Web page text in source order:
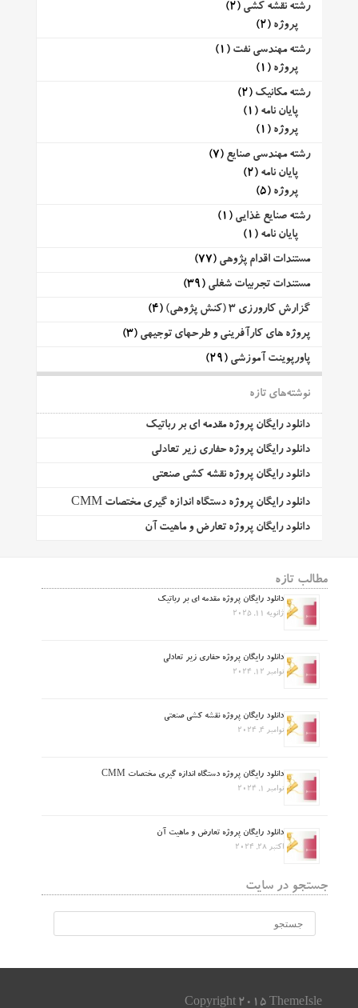
رشته نقشه کشی (2)
پروژه (2)
رشته مهندسی نفت (1)
پروژه (1)
رشته مکانیک (2)
پایان نامه (1)
پروژه (1)
رشته مهندسی صنایع (7)
پایان نامه (2)
پروژه (5)
رشته صنایع غذایی (1)
پایان نامه (1)
مستندات اقدام پژوهی (77)
مستندات تجربیات شغلی (39)
گزارش کارورزی 3 (کنش پژوهی)
(4)
پروژه های کارآفرینی و طرحهای توجیهی (3)
پاورپوینت آموزشی (29)
نوشته‌های تازه
دانلود رایگان پروژه مقدمه ای بر رباتیک
دانلود رایگان پروژه حفاری زیر تعادلی
دانلود رایگان پروژه نقشه کشی صنعتی
دانلود رایگان پروژه دستگاه اندازه گیری مختصات CMM
دانلود رایگان پروژه تعارض و ماهیت آن
مطالب تازه
دانلود رایگان پروژه مقدمه ای بر رباتیک
ژانویه 11, 2025
دانلود رایگان پروژه حفاری زیر تعادلی
نوامبر 12, 2024
دانلود رایگان پروژه نقشه کشی صنعتی
نوامبر 4, 2024
دانلود رایگان پروژه دستگاه اندازه گیری مختصات CMM
نوامبر 1, 2024
دانلود رایگان پروژه تعارض و ماهیت آن
اکتبر 28, 2024
جستجو در سایت
Copyright 2015 ThemeIsle